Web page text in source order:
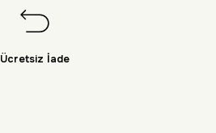
Ücretsiz İade